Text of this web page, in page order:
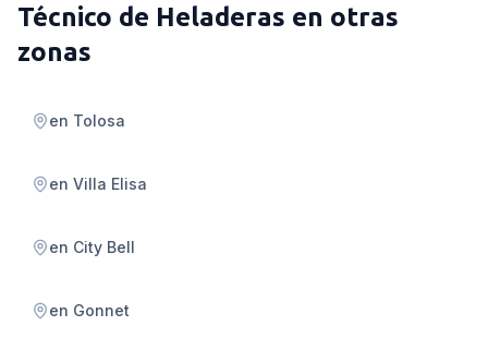
Técnico de Heladeras en otras
zonas
en Tolosa
en Villa Elisa
en City Bell
en Gonnet